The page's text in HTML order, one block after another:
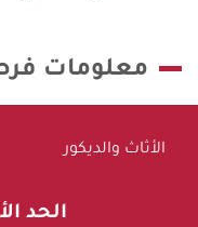
معلومات
الأثاث والديكور
الحد